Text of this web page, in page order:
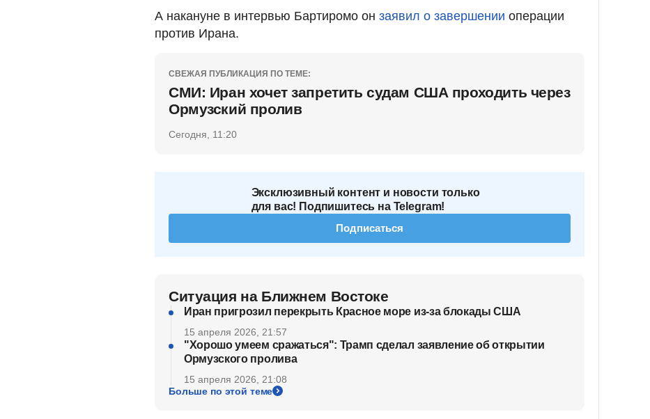
А накануне в интервью Бартиромо он заявил о завершении операции
против Ирана.
СВЕЖАЯ ПУБЛИКАЦИЯ ПО ТЕМЕ:
СМИ: Иран хочет запретить судам США проходить через
Ормузский пролив
Сегодня, 11:20
Эксклюзивный контент и новости только
для вас! Подпишитесь на Telegram!
Подписаться
Ситуация на Ближнем Востоке
Иран пригрозил перекрыть Красное море из-за блокады США
15 апреля 2026, 21:57
"Хорошо умеем сражаться": Трамп сделал заявление об открытии
Ормузского пролива
15 апреля 2026, 21:08
Больше по этой теме